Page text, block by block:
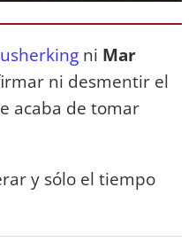
ni Mar
ni desmentir el
acaba de tomar
y sólo el tiempo